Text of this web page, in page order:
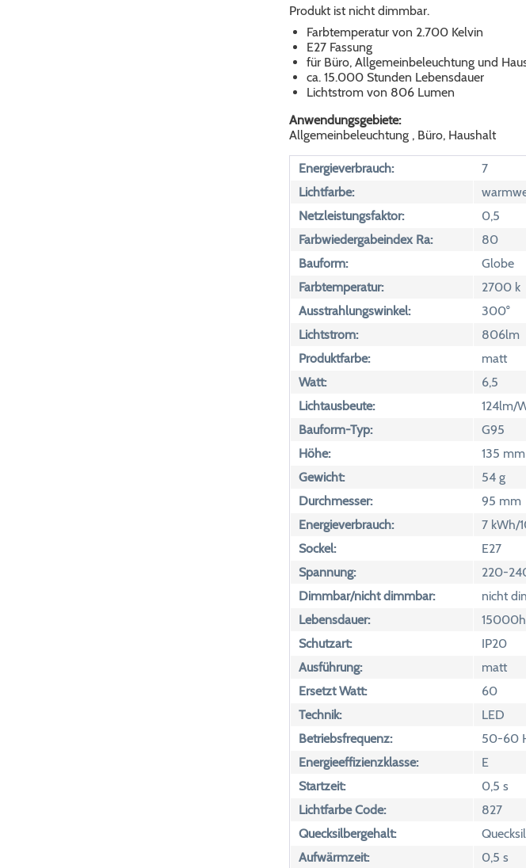
Produkt ist nicht dimmbar.
Farbtemperatur von 2.700 Kelvin
E27 Fassung
für Büro, Allgemeinbeleuchtung und
ca. 15.000 Stunden Lebensdauer
Lichtstrom von 806 Lumen
Anwendungsgebiete:
Allgemeinbeleuchtung , Büro, Haushalt
Energieverbrauch:
7
Lichtfarbe:
Netzleistungsfaktor:
0,5
Farbwiedergabeindex Ra:
80
Bauform:
Globe
Farbtemperatur:
2700 k
Ausstrahlungswinkel:
300°
Lichtstrom:
806lm
Produktfarbe:
matt
Watt:
6,5
Lichtausbeute:
124lm/
Bauform-Typ:
G95
Höhe:
135 mm
Gewicht:
54 g
Durchmesser:
95 mm
Energieverbrauch:
7 kWh/
Sockel:
E27
Spannung:
220-
Dimmbar/nicht dimmbar:
nicht
Lebensdauer:
15000h
Schutzart:
IP20
Ausführung:
matt
Ersetzt Watt:
60
Technik:
LED
Betriebsfrequenz:
50-60
Energieeffizienzklasse:
E
Startzeit:
0,5 s
Lichtfarbe Code:
827
Quecksilbergehalt:
Aufwärmzeit:
0,5 s